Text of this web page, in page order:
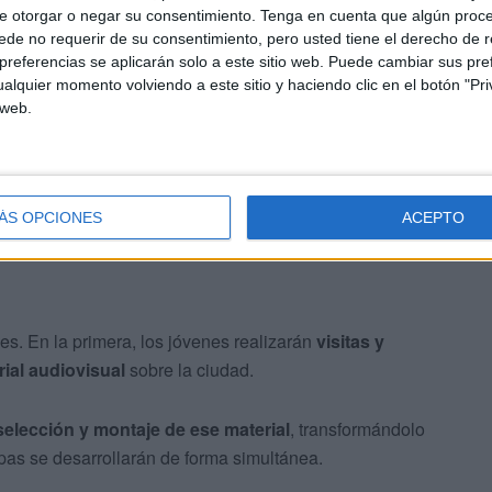
otorgar o negar su consentimiento. Tenga en cuenta que algún
no requerir de su consentimiento, pero usted tiene el derecho de
se aplicarán solo a este sitio web. Puede cambiar sus
momento volviendo a este sitio y haciendo clic en el botón
OPCIONES ACEPTO
“reporteros y periodistas”, elaborando materiales
de transmitir una imagen realista, moderna y
En la primera, los jóvenes realizarán visitas y
audiovisual sobre la ciudad.
y montaje de ese material, transformándolo
se desarrollarán de forma simultánea.